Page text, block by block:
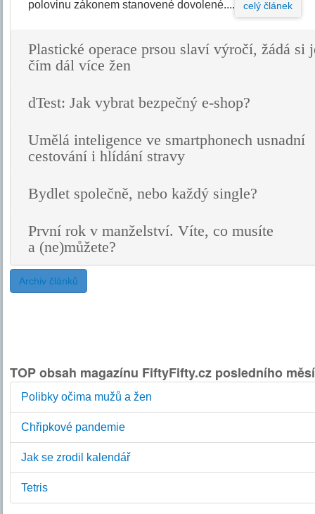
polovinu zákonem stanovené dovolené....
celý článek
Plastické operace prsou slaví výročí, žádá si
čím dál více žen
dTest: Jak vybrat bezpečný e-shop?
Umělá inteligence ve smartphonech usnadní
cestování i hlídání stravy
Bydlet společně, nebo každý single?
První rok v manželství. Víte, co musíte
a (ne)můžete?
Archiv článků
TOP obsah magazínu FiftyFifty.cz posledního
Polibky očima mužů a žen
Chřipkové pandemie
Jak se zrodil kalendář
Tetris